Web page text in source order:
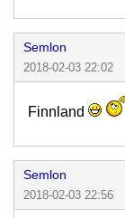
Semlon
2018-02-03 22:02
Finnland
Semlon
2018-02-03 22:56